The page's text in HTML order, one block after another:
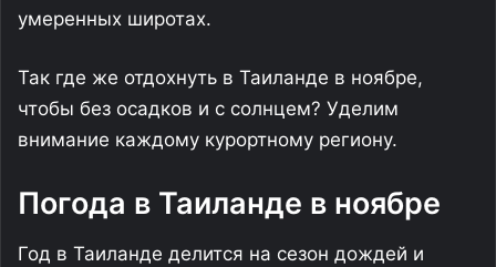
умеренных широтах.
Так где же отдохнуть в Таиланде в ноябре,
чтобы без осадков и с солнцем? Уделим
внимание каждому курортному региону.
Погода в Таиланде в ноябре
Год в Таиланде делится на сезон дождей и